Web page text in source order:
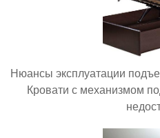
Нюансы эксплуатации
Кровати с механизмом